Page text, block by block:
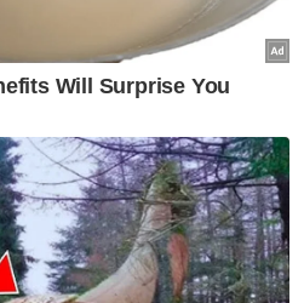
perkukuh ekosistem
luar bandar